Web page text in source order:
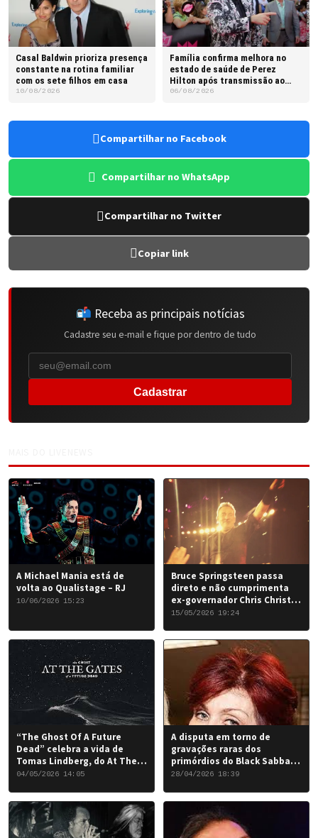
Casal Baldwin prioriza presença
constante na rotina familiar
com os sete filhos em casa
10/08/2026
Família confirma melhora no
estado de saúde de Perez
Hilton após transmissão ao
vivo
06/08/2026
Compartilhar no Facebook
Compartilhar no WhatsApp
Compartilhar no Twitter
Copiar link
📬 Receba as principais notícias
Cadastre seu e-mail e fique por dentro de tudo
Cadastrar
A Michael Mania está de
volta ao Qualistage – RJ
10/06/2026 15:23
Bruce Springsteen passa
direto e não cumprimenta
ex-governador Chris Christie
em Nova York
15/05/2026 19:24
“The Ghost Of A Future
Dead” celebra a vida de
Tomas Lindberg, do At The
Gates
04/05/2026 14:05
A disputa em torno de
gravações raras dos
primórdios do Black Sabbath
chegou a um desfecho
28/04/2026 18:39